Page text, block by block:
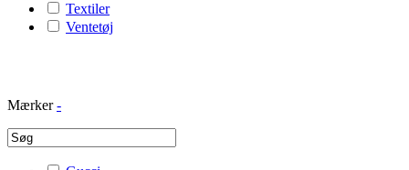
Textiler
Ventetøj
Mærker -